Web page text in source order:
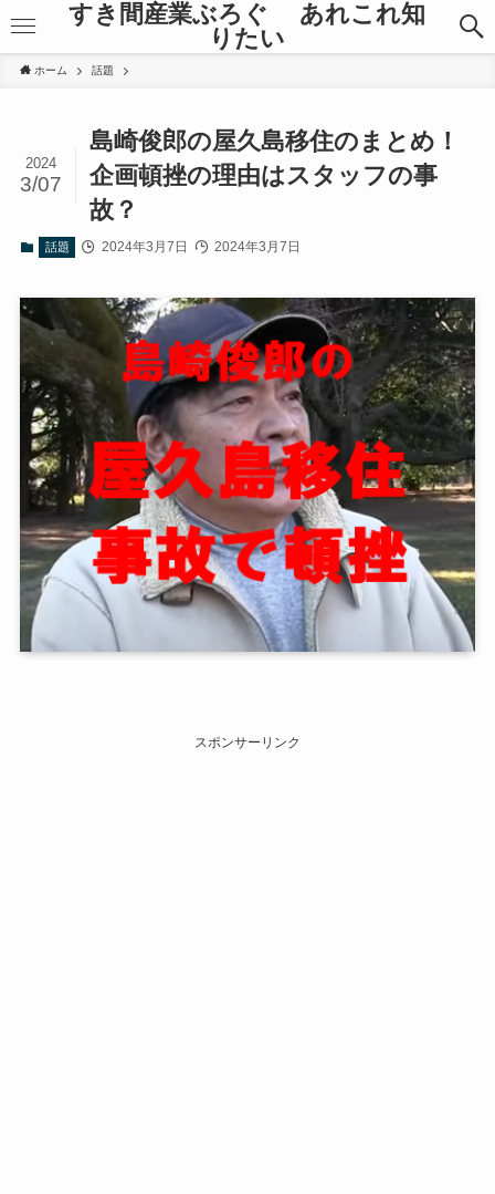
すき間産業ぶろぐ あれこれ知
りたい
ホーム 話題
島崎俊郎の屋久島移住のまとめ！
企画頓挫の理由はスタッフの事
故？
2024
3/07
話題 2024年3月7日 2024年3月7日
スポンサーリンク